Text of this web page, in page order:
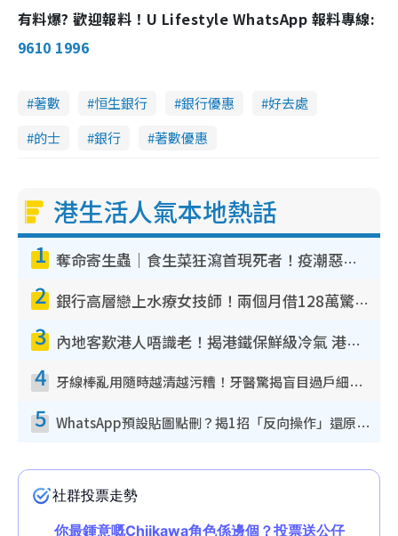
有料爆? 歡迎報料！U Lifestyle WhatsApp 報料專線:
9610 1996
著數 恒生銀行 銀行優惠
好去處
的士
銀行 著數優惠
港生活人氣本地熱話
1 奪命寄生蟲｜食生菜狂瀉首現死者！疫潮惡化錄1.8萬宗病例 揭洗菜3大謬誤
2 銀行高層戀上水療女技師！兩個月借128萬驚覺「沉船」沉落火海 揭背後疑似邪教操控賣淫
3 內地客歎港人唔識老！揭港鐵保鮮級冷氣 港人求放過：咪投訴
4 牙線棒亂用隨時越清越污糟！牙醫驚揭盲目過戶細菌恐致蛀牙：呢種先係日常真保養
5 WhatsApp預設貼圖點刪？揭1招「反向操作」還原簡潔介面 附3步實測教學